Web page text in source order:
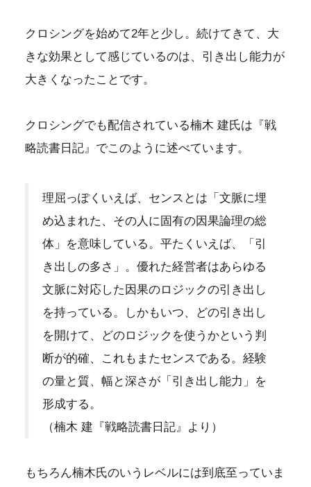
クロシングを始めて2年と少し。続けてきて、大
きな効果として感じているのは、引き出し能力が
大きくなったことです。
クロシングでも配信されている楠木 建氏は『戦
略読書日記』でこのように述べています。
理屈っぽくいえば、センスとは「文脈に埋
め込まれた、その人に固有の因果論理の総
体」を意味している。平たくいえば、「引
き出しの多さ」。優れた経営者はあらゆる
文脈に対応した因果のロジックの引き出し
を持っている。しかもいつ、どの引き出し
を開けて、どのロジックを使うかという判
断が的確、これもまたセンスである。経験
の量と質、幅と深さが「引き出し能力」を
形成する。
（楠木 建『戦略読書日記』より）
もちろん楠木氏のいうレベルには到底至っていま